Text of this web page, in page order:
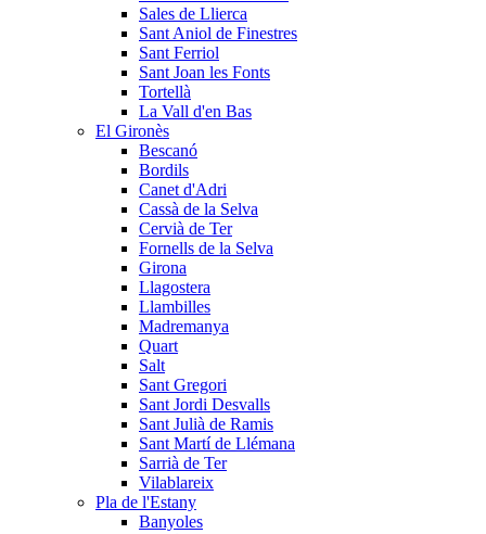
Sales de Llierca
Sant Aniol de Finestres
Sant Ferriol
Sant Joan les Fonts
Tortellà
La Vall d'en Bas
El Gironès
Bescanó
Bordils
Canet d'Adri
Cassà de la Selva
Cervià de Ter
Fornells de la Selva
Girona
Llagostera
Llambilles
Madremanya
Quart
Salt
Sant Gregori
Sant Jordi Desvalls
Sant Julià de Ramis
Sant Martí de Llémana
Sarrià de Ter
Vilablareix
Pla de l'Estany
Banyoles